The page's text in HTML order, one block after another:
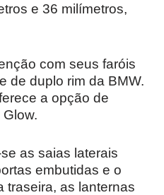
e 36 milímetros,
com seus faróis
de duplo rim da BMW.
a opção de
as saias laterais
embutidas e o
traseira, as lanternas